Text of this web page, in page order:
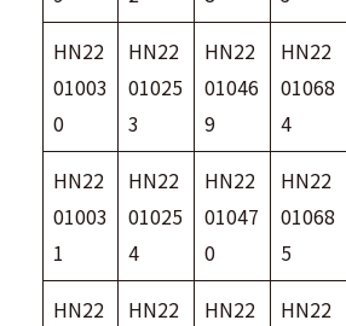
HN22
01003
0
HN22
01025
3
HN22
01046
9
HN22
01068
4
HN22
01003
1
HN22
01025
4
HN22
01047
0
HN22
01068
5
HN22
HN22
HN22
HN22